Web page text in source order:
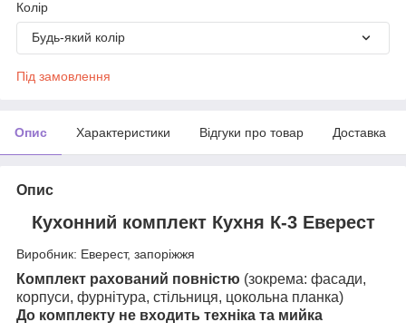
Колір
Будь-який колір
Під замовлення
Опис Характеристики Відгуки про товар Доставка
Опис
Кухонний комплект Кухня К-3 Еверест
Виробник: Еверест, запоріжжя
Комплект рахований повністю (зокрема: фасади,
корпуси, фурнітура, стільниця, цокольна планка)
До комплекту не входить техніка та мийка